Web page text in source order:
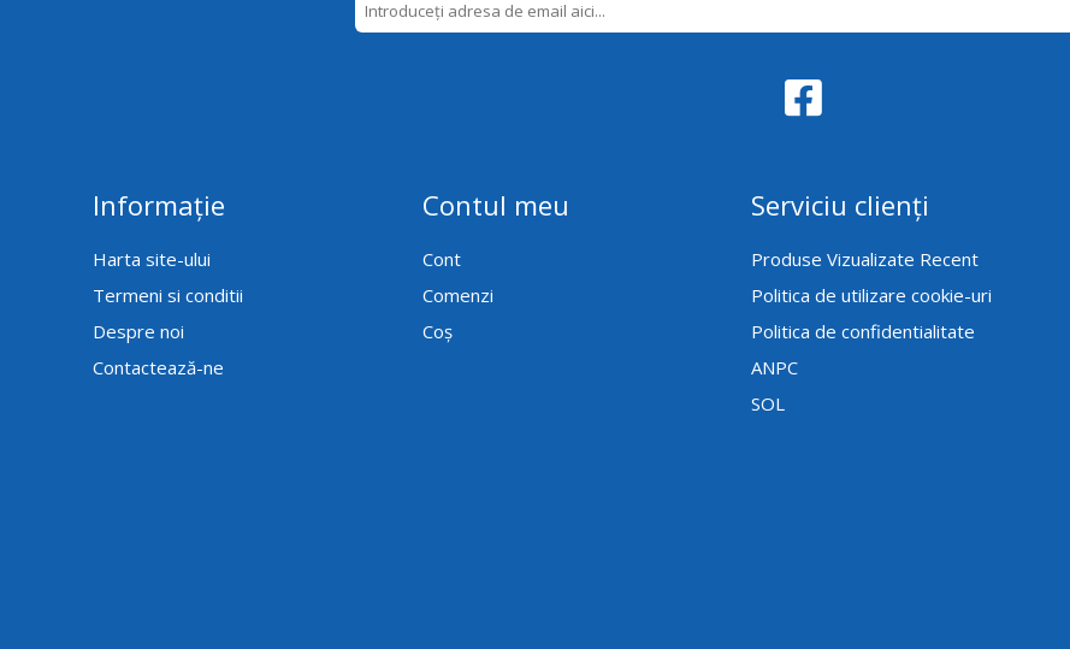
Informație
Harta site-ului
Termeni si conditii
Despre noi
Contactează-ne
Contul meu
Cont
Comenzi
Coș
Serviciu clienți
Produse Vizualizate Recent
Politica de utilizare cookie-uri
Politica de confidentialitate
ANPC
SOL